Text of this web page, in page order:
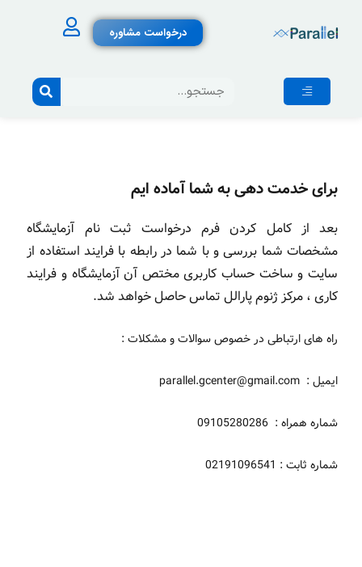
درخواست مشاوره
برای خدمت دهی به شما آماده ایم
بعد از کامل کردن فرم درخواست ثبت نام آزمایشگاه
مشخصات شما بررسی و با شما در رابطه با فرایند استفاده از
سایت و ساخت حساب کاربری مختص آن آزمایشگاه و فرایند
کاری ، مرکز ژنوم پارالل تماس حاصل خواهد شد.
راه های ارتباطی در خصوص سوالات و مشکلات :
ایمیل : parallel.gcenter@gmail.com
شماره همراه : 09105280286
شماره ثابت : 02191096541